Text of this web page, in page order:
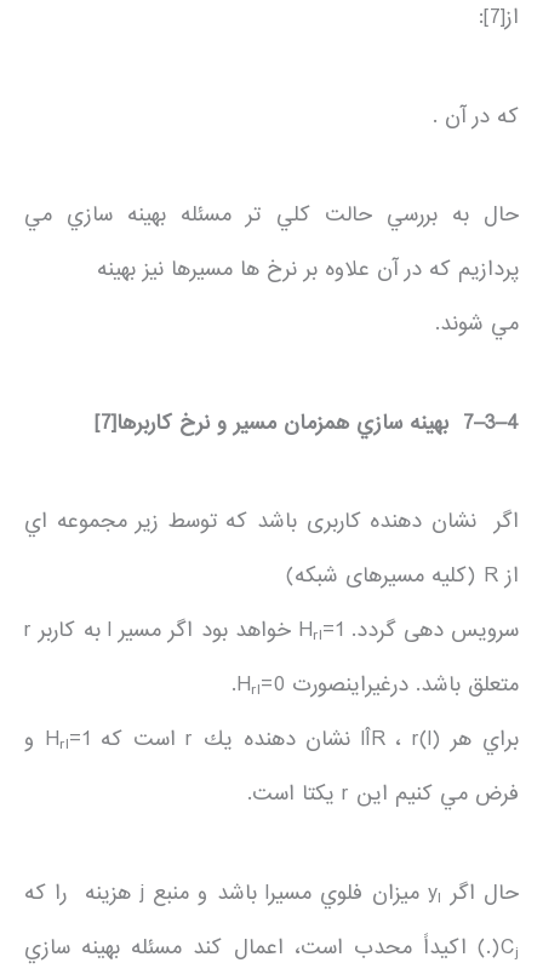
از[7]:
كه در آن .
حال به بررسي حالت كلي تر مسئله بهينه سازي مي
پردازيم كه در آن علاوه بر نرخ ها مسيرها نيز بهينه
مي شوند.
4
–
3
–
7 بهينه سازي همزمان مسير و نرخ كاربرها[7]
اگر نشان دهنده كاربری باشد که توسط زير مجموعه اي
از R (کليه مسيرهای شبکه)
سرويس دهی گردد. H
rl
=1 خواهد بود اگر مسير l به کاربر r
متعلق باشد. درغيراينصورت H
rl=0.
براي هر lÎR ، r(l) نشان دهنده يك r است كه H
rl
=1 و
فرض مي كنيم اين r يكتا است.
حال اگر y l
ميزان فلوي مسيرl باشد و منبع j هزينه را كه
Cj
(.) اكيداً محدب است، اعمال كند مسئله بهينه سازي